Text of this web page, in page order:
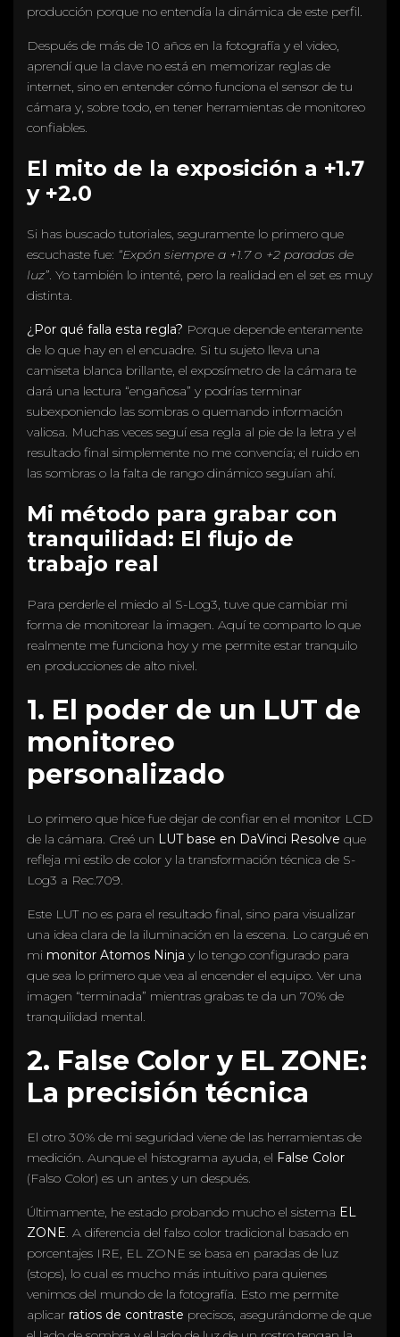
producción porque no entendía la dinámica de este perfil.
Después de más de 10 años en la fotografía y el video,
aprendí que la clave no está en memorizar reglas de
internet, sino en entender cómo funciona el sensor de tu
cámara y, sobre todo, en tener herramientas de monitoreo
confiables.
El mito de la exposición a +1.7
y +2.0
Si has buscado tutoriales, seguramente lo primero que
escuchaste fue: “Expón siempre a +1.7 o +2 paradas de
luz”. Yo también lo intenté, pero la realidad en el set es muy
distinta.
¿Por qué falla esta regla? Porque depende enteramente
de lo que hay en el encuadre. Si tu sujeto lleva una
camiseta blanca brillante, el exposímetro de la cámara te
dará una lectura “engañosa” y podrías terminar
subexponiendo las sombras o quemando información
valiosa. Muchas veces seguí esa regla al pie de la letra y el
resultado final simplemente no me convencía; el ruido en
las sombras o la falta de rango dinámico seguían ahí.
Mi método para grabar con
tranquilidad: El flujo de
trabajo real
Para perderle el miedo al S-Log3, tuve que cambiar mi
forma de monitorear la imagen. Aquí te comparto lo que
realmente me funciona hoy y me permite estar tranquilo
en producciones de alto nivel.
1. El poder de un LUT de
monitoreo
personalizado
Lo primero que hice fue dejar de confiar en el monitor LCD
de la cámara. Creé un LUT base en DaVinci Resolve que
refleja mi estilo de color y la transformación técnica de S-
Log3 a Rec.709.
Este LUT no es para el resultado final, sino para visualizar
una idea clara de la iluminación en la escena. Lo cargué en
mi monitor Atomos Ninja y lo tengo configurado para
que sea lo primero que vea al encender el equipo. Ver una
imagen “terminada” mientras grabas te da un 70% de
tranquilidad mental.
2. False Color y EL ZONE:
La precisión técnica
El otro 30% de mi seguridad viene de las herramientas de
medición. Aunque el histograma ayuda, el False Color
(Falso Color) es un antes y un después.
Últimamente, he estado probando mucho el sistema EL
ZONE. A diferencia del falso color tradicional basado en
porcentajes IRE, EL ZONE se basa en paradas de luz
(stops), lo cual es mucho más intuitivo para quienes
venimos del mundo de la fotografía. Esto me permite
aplicar ratios de contraste precisos, asegurándome de que